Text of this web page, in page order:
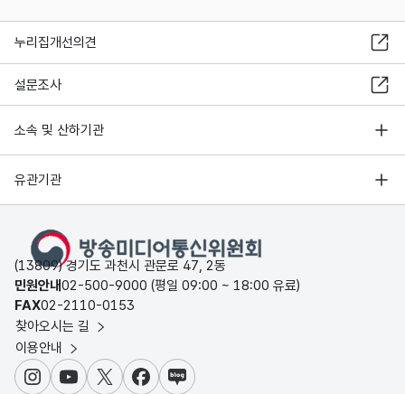
누리집개선의견
설문조사
소속 및 산하기관
유관기관
(13809) 경기도 과천시 관문로 47, 2동
민원안내02-500-9000 (평일 09:00 ~ 18:00 유료)
FAX02-2110-0153
찾아오시는 길
이용안내
인스타그램
유튜브X 페이스북
블로그